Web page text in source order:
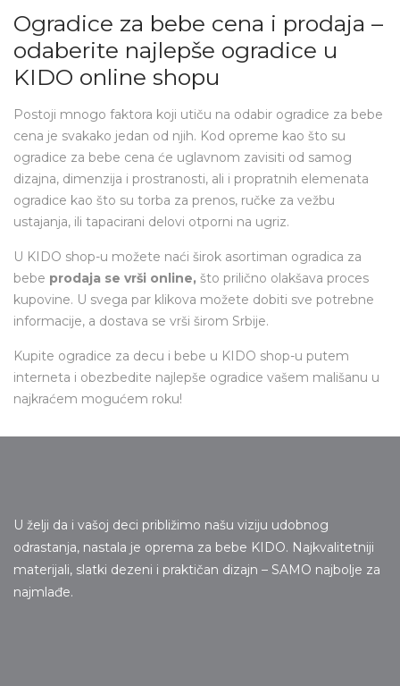
Ogradice za bebe cena i prodaja –
odaberite najlepše ogradice u
KIDO online shopu
Postoji mnogo faktora koji utiču na odabir ogradice za bebe
cena je svakako jedan od njih. Kod opreme kao što su
ogradice za bebe cena će uglavnom zavisiti od samog
dizajna, dimenzija i prostranosti, ali i propratnih elemenata
ogradice kao što su torba za prenos, ručke za vežbu
ustajanja, ili tapacirani delovi otporni na ugriz.
U KIDO shop-u možete naći širok asortiman ogradica za
bebe prodaja se vrši online, što prilično olakšava proces
kupovine. U svega par klikova možete dobiti sve potrebne
informacije, a dostava se vrši širom Srbije.
Kupite ogradice za decu i bebe u KIDO shop-u putem
interneta i obezbedite najlepše ogradice vašem mališanu u
najkraćem mogućem roku!
U želji da i vašoj deci približimo našu viziju udobnog
odrastanja, nastala je oprema za bebe KIDO. Najkvalitetniji
materijali, slatki dezeni i praktičan dizajn – SAMO najbolje za
najmlađe.